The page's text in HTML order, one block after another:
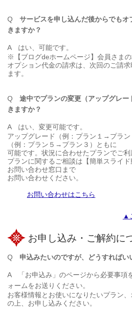
Q サービスを申し込んだ後からでも
きますか？
A はい、可能です。
※【ブログdeホームページ】会員さまの
オプション代金の請求は、次回のご請
ます。
Q 途中でプランの変更（アップグレ
きますか？
A はい、変更可能です。
アップグレード（例：プラン１→プラン
（例：プラン５→プラン３）ともに
可能です。状況に合わせたプランでご利
プランに関するご相談は【簡単スライ
お問い合わせ窓口まで
お問い合わせください。
お問い合わせはこちら
▲
お申し込み・ご解約に
Q 申込みたいのですが、どうすればい
A
「お申込み」のページから必要事項
ォームをお送りください。
お客様情報とお使いになりたいプラン
の上、お申し込みください。